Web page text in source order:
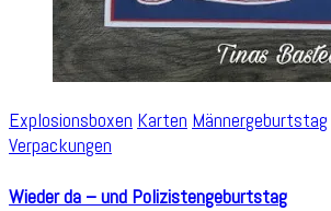
Explosionsboxen Karten Männergeburtstag
Verpackungen
Wieder da – und Polizistengeburtstag